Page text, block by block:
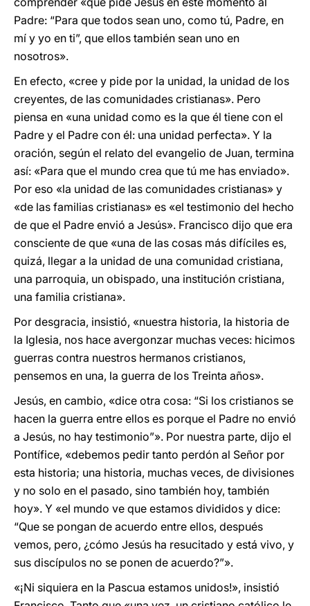
Padre: “Para que todos sean uno, como tú, Padre, en
mí y yo en ti”, que ellos también sean uno en
nosotros».
En efecto, «cree y pide por la unidad, la unidad de los
creyentes, de las comunidades cristianas». Pero
piensa en «una unidad como es la que él tiene con el
Padre y el Padre con él: una unidad perfecta». Y la
oración, según el relato del evangelio de Juan, termina
así: «Para que el mundo crea que tú me has enviado».
Por eso «la unidad de las comunidades cristianas» y
«de las familias cristianas» es «el testimonio del hecho
de que el Padre envió a Jesús». Francisco dijo que era
consciente de que «una de las cosas más difíciles es,
quizá, llegar a la unidad de una comunidad cristiana,
una parroquia, un obispado, una institución cristiana,
una familia cristiana».
Por desgracia, insistió, «nuestra historia, la historia de
la Iglesia, nos hace avergonzar muchas veces: hicimos
guerras contra nuestros hermanos cristianos,
pensemos en una, la guerra de los Treinta años».
Jesús, en cambio, «dice otra cosa: “Si los cristianos se
hacen la guerra entre ellos es porque el Padre no envió
a Jesús, no hay testimonio”». Por nuestra parte, dijo el
Pontífice, «debemos pedir tanto perdón al Señor por
esta historia; una historia, muchas veces, de divisiones
y no solo en el pasado, sino también hoy, también
hoy». Y «el mundo ve que estamos divididos y dice:
“Que se pongan de acuerdo entre ellos, después
vemos, pero, ¿cómo Jesús ha resucitado y está vivo, y
sus discípulos no se ponen de acuerdo?”».
«¡Ni siquiera en la Pascua estamos unidos!», insistió